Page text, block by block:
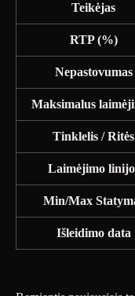
Teikėjas
RTP (%)
Nepastovumas
Maksimalus
Tinklelis / Ritės
Laimėjimo
Min/Max
Išleidimo data